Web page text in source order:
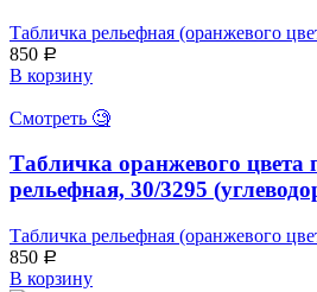
Табличка рельефная (оранжевого
850 Р
В корзину
Смотреть 🧐
Табличка оранжевого
рельефная, 30/3295
Табличка рельефная (оранжевого
850 Р
В корзину